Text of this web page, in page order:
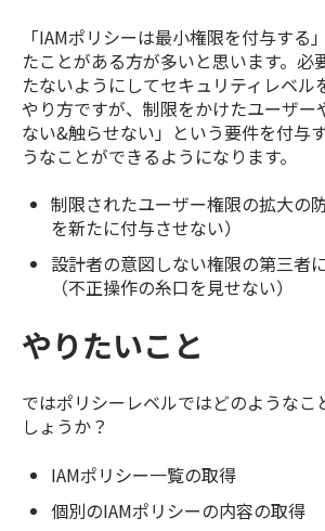
「IAMポリシーは最小権限を付与する
たことがある方が多いと思います。必
たないようにしてセキュリティレベル
やり方ですが、制限をかけたユーザー
ない&触らせない」という要件を付与
うなことができるようになります。
制限されたユーザー権限の拡大の
を新たに付与させない）
設計者の意図しない権限の第三者
（不正操作の糸口を見せない）
やりたいこと
ではポリシーレベルではどのようなこ
しょうか？
IAMポリシー一覧の取得
個別のIAMポリシーの内容の取得